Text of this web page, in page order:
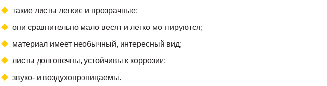
такие листы легкие и прозрачные;
они сравнительно мало весят и легко монтируются;
материал имеет необычный, интересный вид;
листы долговечны, устойчивы к коррозии;
звуко- и воздухопроницаемы.